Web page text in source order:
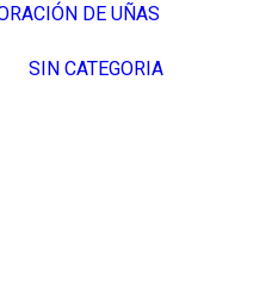
DE UÑAS
SIN CATEGORIA